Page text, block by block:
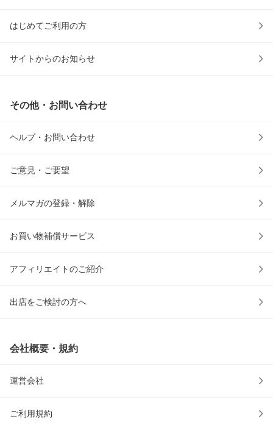
はじめてご利用の方
サイトからのお知らせ
その他・お問い合わせ
ヘルプ・お問い合わせ
ご意見・ご要望
メルマガの登録・解除
お買い物補償サービス
アフィリエイトのご紹介
出店をご検討の方へ
会社概要・規約
運営会社
ご利用規約